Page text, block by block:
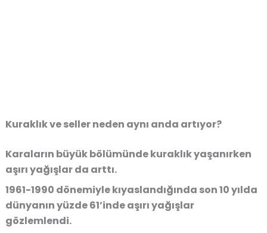
Kuraklık ve seller neden aynı anda artıyor?
Karaların büyük bölümünde kuraklık yaşanırken
aşırı yağışlar da arttı.
1961-1990 dönemiyle kıyaslandığında son 10 yılda
dünyanın yüzde 61’inde aşırı yağışlar
gözlemlendi.